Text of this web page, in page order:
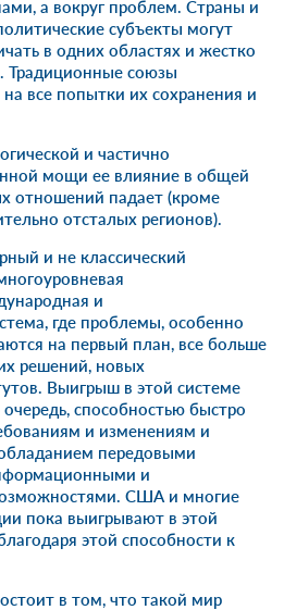
а вокруг проблем. Страны и
субъекты могут
в одних областях и жестко
Традиционные союзы
все попытки их сохранения и
и частично
мощи ее влияние в общей
отношений падает (кроме
отсталых регионов).
и не классический
и
где проблемы, особенно
на первый план, все больше
решений, новых
Выигрыш в этой системе
способностью быстро
и изменениям и
передовыми
и
США и многие
пока выигрывают в этой
этой способности к
в том, что такой мир